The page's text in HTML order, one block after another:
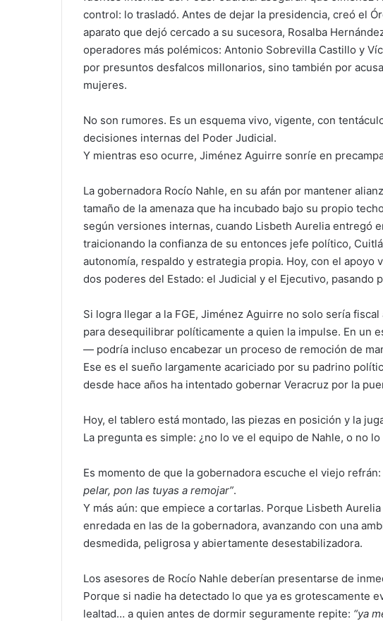
control: lo trasladó. Antes de dejar la presidencia, creó el
aparato que dejó cercado a su sucesora, Rosalba
operadores más polémicos: Antonio Sobrevilla Castillo y
por presuntos desfalcos millonarios, sino también por
mujeres.
No son rumores. Es un esquema vivo, vigente, con
decisiones internas del Poder Judicial.
Y mientras eso ocurre, Jiménez Aguirre sonríe en
La gobernadora Rocío Nahle, en su afán por mantener
tamaño de la amenaza que ha incubado bajo su propio
según versiones internas, cuando Lisbeth Aurelia entregó
traicionando la confianza de su entonces jefe político,
autonomía, respaldo y estrategia propia. Hoy, con el apoyo
dos poderes del Estado: el Judicial y el Ejecutivo, pasando
Si logra llegar a la FGE, Jiménez Aguirre no solo sería
para desequilibrar políticamente a quien la impulse. En un
— podría incluso encabezar un proceso de remoción de
Ese es el sueño largamente acariciado por su padrino
desde hace años ha intentado gobernar Veracruz por la
Hoy, el tablero está montado, las piezas en posición y la
La pregunta es simple: ¿no lo ve el equipo de Nahle, o no
Es momento de que la gobernadora escuche el viejo refrán:
pelar, pon las tuyas a remojar”.
Y más aún: que empiece a cortarlas. Porque Lisbeth
enredada en las de la gobernadora, avanzando con una
desmedida, peligrosa y abiertamente desestabilizadora.
Los asesores de Rocío Nahle deberían presentarse de
Porque si nadie ha detectado lo que ya es grotescamente
lealtad… a quien antes de dormir seguramente repite: “ya